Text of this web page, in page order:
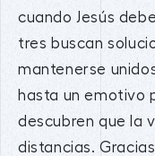
cuando Jesús
tres buscan
mantenerse
hasta un emotivo
descubren que la
distancias.